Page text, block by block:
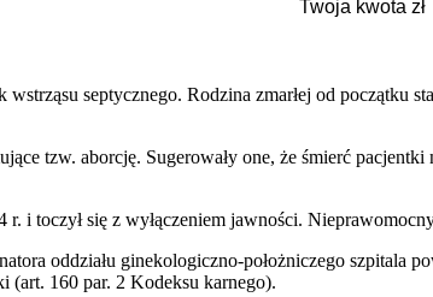
septycznego. Rodzina zmarłej od początku
tzw. aborcję. Sugerowały one, że śmierć
r. i toczył się z wyłączeniem jawności.
oddziału ginekologiczno-położniczego
(art. 160 par. 2 Kodeksu karnego).